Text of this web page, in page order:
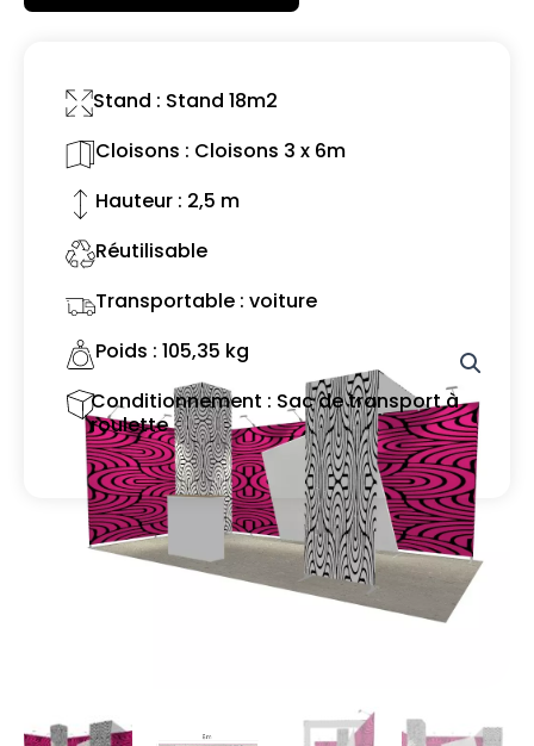
Stand : Stand 18m2
Cloisons : Cloisons 3 x 6m
Hauteur : 2,5 m
Réutilisable
Transportable : voiture
Poids : 105,35 kg
Conditionnement : Sac de transport à
roulette